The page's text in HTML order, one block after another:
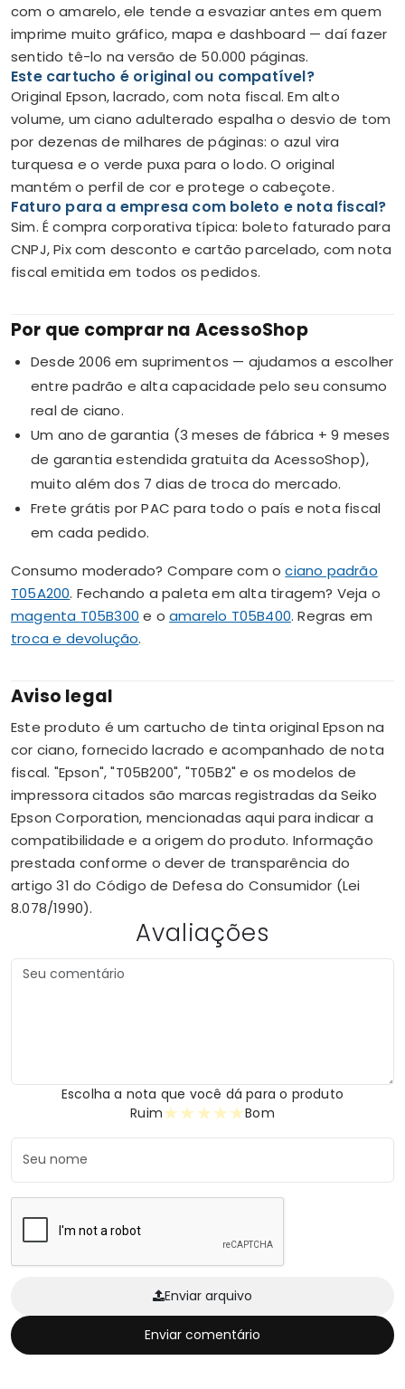
com o amarelo, ele tende a esvaziar antes em quem
imprime muito gráfico, mapa e dashboard — daí fazer
sentido tê-lo na versão de 50.000 páginas.
Este cartucho é original ou compatível?
Original Epson, lacrado, com nota fiscal. Em alto
volume, um ciano adulterado espalha o desvio de tom
por dezenas de milhares de páginas: o azul vira
turquesa e o verde puxa para o lodo. O original
mantém o perfil de cor e protege o cabeçote.
Faturo para a empresa com boleto e nota fiscal?
Sim. É compra corporativa típica: boleto faturado para
CNPJ, Pix com desconto e cartão parcelado, com nota
fiscal emitida em todos os pedidos.
Por que comprar na AcessoShop
Desde 2006 em suprimentos — ajudamos a escolher
entre padrão e alta capacidade pelo seu consumo
real de ciano.
Um ano de garantia (3 meses de fábrica + 9 meses
de garantia estendida gratuita da AcessoShop),
muito além dos 7 dias de troca do mercado.
Frete grátis por PAC para todo o país e nota fiscal
em cada pedido.
Consumo moderado? Compare com ociano padrão
T05A200. Fechando a paleta em alta tiragem? Veja o
magenta T05B300 e o amarelo T05B400. Regras em
troca e devolução.
Aviso legal
Este produto é um cartucho de tinta original Epson na
cor ciano, fornecido lacrado e acompanhado de nota
fiscal. "Epson", "T05B200", "T05B2" e os modelos de
impressora citados são marcas registradas da Seiko
Epson Corporation, mencionadas aqui para indicar a
compatibilidade e a origem do produto. Informação
prestada conforme o dever de transparência do
artigo 31 do Código de Defesa do Consumidor (Lei
8.078/1990).
Avaliações
Escolha a nota que você dá para o produto
Ruim
★
★
★
★
★ Bom
Enviar arquivo
Enviar comentário